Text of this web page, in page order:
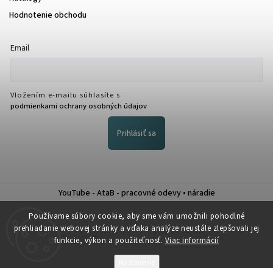
Používame súbory cookie, aby sme vám umožnili pohodlné
prehliadanie webovej stránky a vďaka analýze neustále zlepšovali jej
funkcie, výkon a použiteľnosť. Viac informácií
Hodnotenie obchodu
Email
Vložením e-mailu súhlasíte s
podmienkami ochrany osobných údajov
Prihlásiť sa
YouTube - AtaB - pracovné odevy • náradie
Nákup na splátky QUATRO